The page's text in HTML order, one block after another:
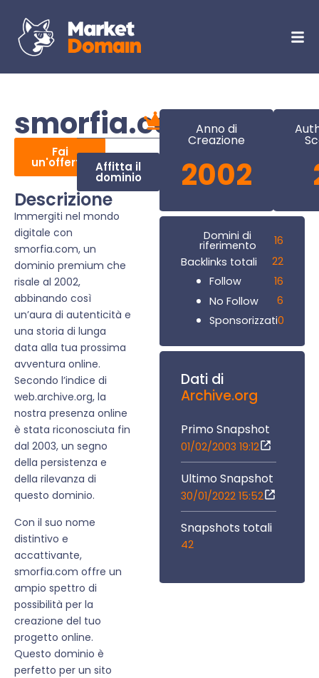
smorfia.com
Fai
un'offerta Affitta il
dominio
Descrizione
Immergiti nel mondo
digitale con
smorfia.com, un
dominio premium che
risale al 2002,
abbinando così
un’aura di autenticità e
una storia di lunga
data alla tua prossima
avventura online.
Secondo l’indice di
web.archive.org, la
nostra presenza online
è stata riconosciuta fin
dal 2003, un segno
della persistenza e
della rilevanza di
questo dominio.
Con il suo nome
distintivo e
accattivante,
smorfia.com offre un
ampio spettro di
possibilità per la
creazione del tuo
progetto online.
Questo dominio è
perfetto per un sito
Anno di
Creazione
2002
Domini di
riferimento
16
Backlinks totali
22
Follow
16
No Follow
6
Sponsorizzati0
Dati di
Archive.org
Primo Snapshot
01/02/2003 19:12
Ultimo Snapshot
30/01/2022 15:52
Snapshots totali
42